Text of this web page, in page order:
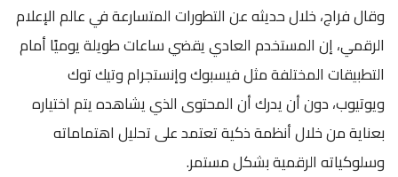
وقال فراج، خلال حديثه عن التطورات المتسارعة في عالم الإعلام
الرقمي، إن المستخدم العادي يقضي ساعات طويلة يوميًا أمام
التطبيقات المختلفة مثل فيسبوك وإنستجرام وتيك توك
ويوتيوب، دون أن يدرك أن المحتوى الذي يشاهده يتم اختياره
بعناية من خلال أنظمة ذكية تعتمد على تحليل اهتماماته
وسلوكياته الرقمية بشكل مستمر.